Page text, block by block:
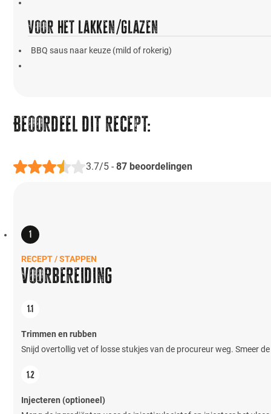
Voor het lakken/glazen
BBQ saus naar keuze (mild of rokerig)
Beoordeel dit recept:
3.7/5- 87beoordelingen
RECEPT / STAPPEN
Voorbereiding
Trimmen en rubben
Snijd overtollig vet of losse stukjes van de procureur weg. Smeer
Injecteren (optioneel)